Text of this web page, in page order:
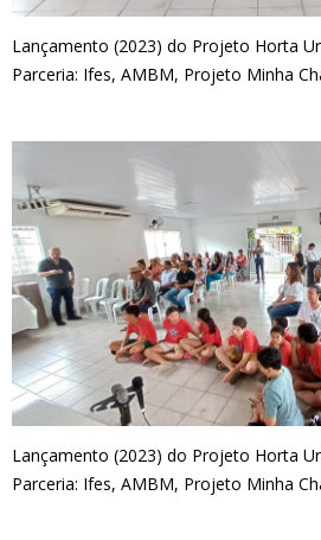
Lançamento (2023) do Projeto Horta
Parceria: Ifes, AMBM, Projeto Minha
Lançamento (2023) do Projeto Horta
Parceria: Ifes, AMBM, Projeto Minha